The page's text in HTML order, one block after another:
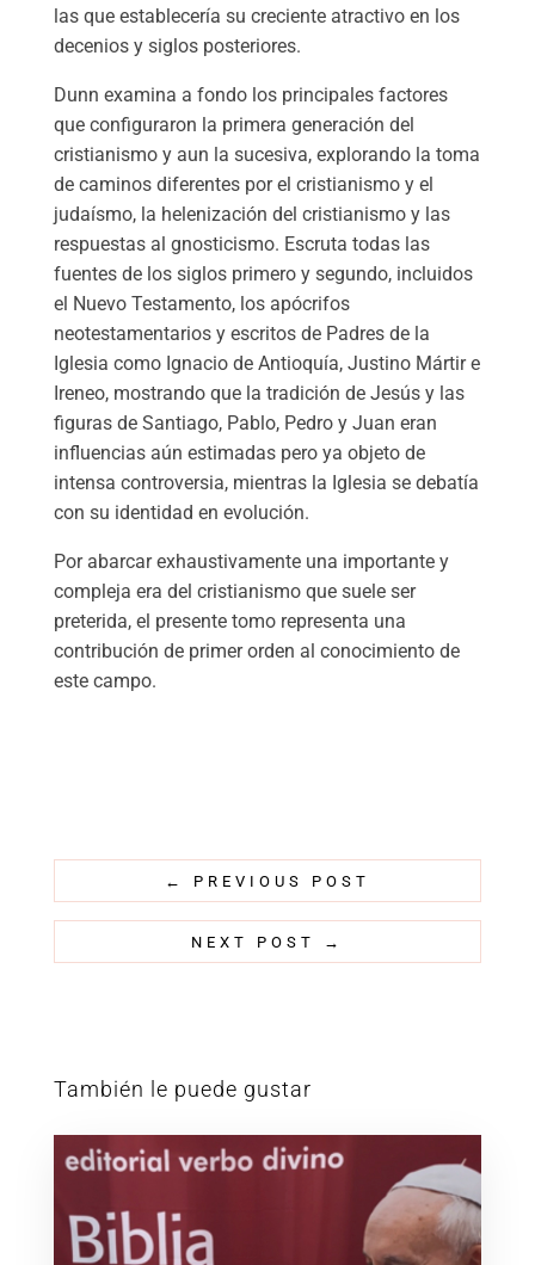
las que establecería su creciente atractivo en los
decenios y siglos posteriores.
Dunn examina a fondo los principales factores
que configuraron la primera generación del
cristianismo y aun la sucesiva, explorando la toma
de caminos diferentes por el cristianismo y el
judaísmo, la helenización del cristianismo y las
respuestas al gnosticismo. Escruta todas las
fuentes de los siglos primero y segundo, incluidos
el Nuevo Testamento, los apócrifos
neotestamentarios y escritos de Padres de la
Iglesia como Ignacio de Antioquía, Justino Mártir e
Ireneo, mostrando que la tradición de Jesús y las
figuras de Santiago, Pablo, Pedro y Juan eran
influencias aún estimadas pero ya objeto de
intensa controversia, mientras la Iglesia se debatía
con su identidad en evolución.
Por abarcar exhaustivamente una importante y
compleja era del cristianismo que suele ser
preterida, el presente tomo representa una
contribución de primer orden al conocimiento de
este campo.
← PREVIOUS POST
NEXT POST →
También le puede gustar